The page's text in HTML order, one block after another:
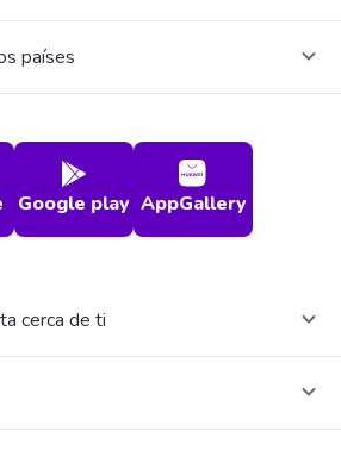
países
Google play AppGallery
cerca de ti